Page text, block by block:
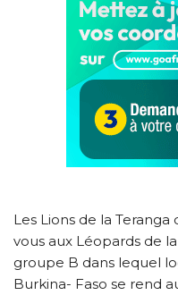
Les Lions de la
vous aux Léopards de
groupe B dans lequel
Burkina- Faso se rend